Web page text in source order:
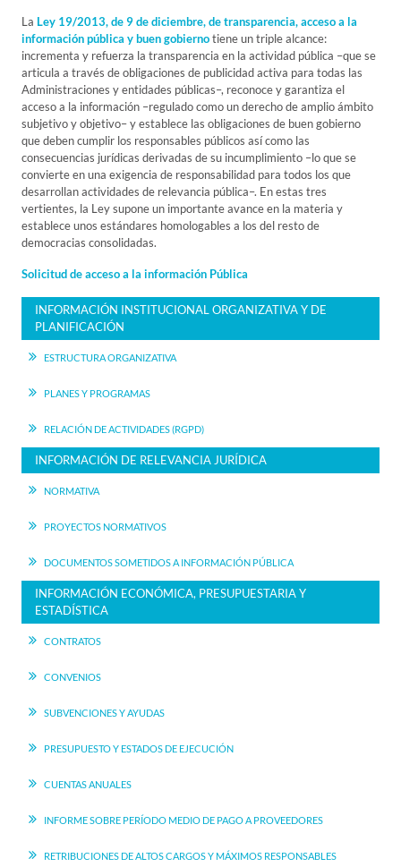
La Ley 19/2013, de 9 de diciembre, de transparencia, acceso a la
información pública y buen gobiernotiene un triple alcance:
incrementa y refuerza la transparencia en la actividad pública –que se
articula a través de obligaciones de publicidad activa para todas las
Administraciones y entidades públicas–, reconoce y garantiza el
acceso a la información –regulado como un derecho de amplio ámbito
subjetivo y objetivo– y establece las obligaciones de buen gobierno
que deben cumplir los responsables públicos así como las
consecuencias jurídicas derivadas de su incumplimiento –lo que se
convierte en una exigencia de responsabilidad para todos los que
desarrollan actividades de relevancia pública–. En estas tres
vertientes, la Ley supone un importante avance en la materia y
establece unos estándares homologables a los del resto de
democracias consolidadas.
Solicitud de acceso a la información Pública
INFORMACIÓN INSTITUCIONAL ORGANIZATIVA Y DE
PLANIFICACIÓN
ESTRUCTURA ORGANIZATIVA
PLANES Y PROGRAMAS
RELACIÓN DE ACTIVIDADES (RGPD)
INFORMACIÓN DE RELEVANCIA JURÍDICA
NORMATIVA
PROYECTOS NORMATIVOS
DOCUMENTOS SOMETIDOS A INFORMACIÓN PÚBLICA
INFORMACIÓN ECONÓMICA, PRESUPUESTARIA Y
ESTADÍSTICA
CONTRATOS
CONVENIOS
SUBVENCIONES Y AYUDAS
PRESUPUESTO Y ESTADOS DE EJECUCIÓN
CUENTAS ANUALES
INFORME SOBRE PERÍODO MEDIO DE PAGO A PROVEEDORES
RETRIBUCIONES DE ALTOS CARGOS Y MÁXIMOS RESPONSABLES